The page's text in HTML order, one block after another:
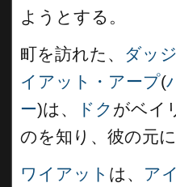
ようとする。
町を訪れた、 ダッ
イアット・アープ(
ー)は、 ドク がベイ
のを知り、彼の元に
ワイアット は、 ア